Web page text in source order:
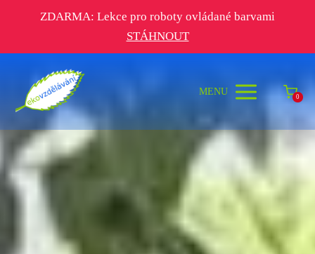
ZDARMA: Lekce pro roboty ovládané barvami
STÁHNOUT
MENU 0